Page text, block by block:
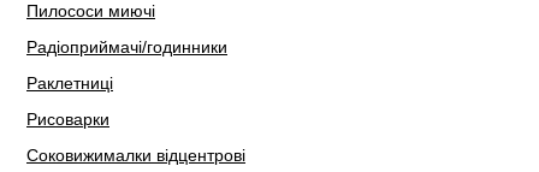
Пилососи миючі
Радіоприймачі/годинники
Раклетниці
Рисоварки
Соковижималки відцентрові